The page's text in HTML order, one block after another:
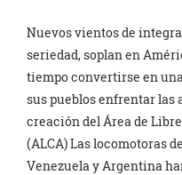
Nuevos vientos de
seriedad, soplan en
tiempo convertirse en
sus pueblos enfrentar las
creación del Área de
(ALCA) Las locomotoras
Venezuela y Argentina